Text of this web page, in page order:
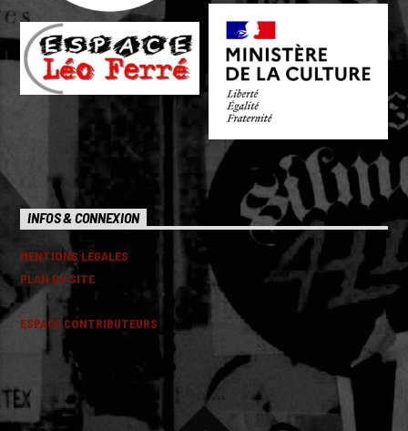
INFOS & CONNEXION
MENTIONS LEGALES
PLAN DU SITE
ESPACE CONTRIBUTEURS